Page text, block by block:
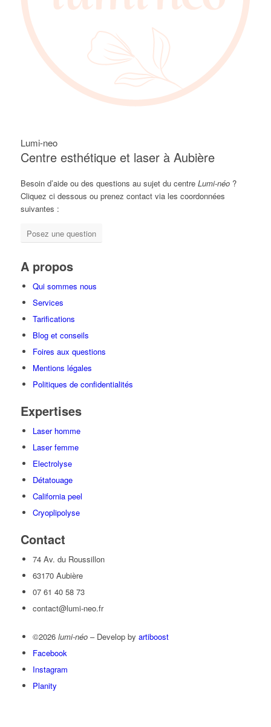
Lumi-neo
Centre esthétique et laser à Aubière
Besoin d’aide ou des questions au sujet du centre Lumi-néo?
Cliquez ci dessous ou prenez contact via les coordonnées
suivantes :
Posez une question
A propos
Qui sommes nous
Services
Tarifications
Blog et conseils
Foires aux questions
Mentions légales
Politiques de confidentialités
Expertises
Laser homme
Laser femme
Electrolyse
Détatouage
California peel
Cryoplipolyse
Contact
74 Av. du Roussillon
63170 Aubière
07 61 40 58 73
contact@lumi-neo.fr
©2026 lumi-néo– Develop by artiboost
Facebook
Instagram
Planity